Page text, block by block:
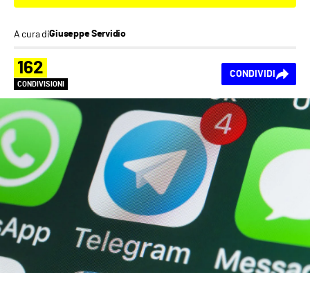
A cura diGiuseppe Servidio
162
CONDIVISIONI
CONDIVIDI